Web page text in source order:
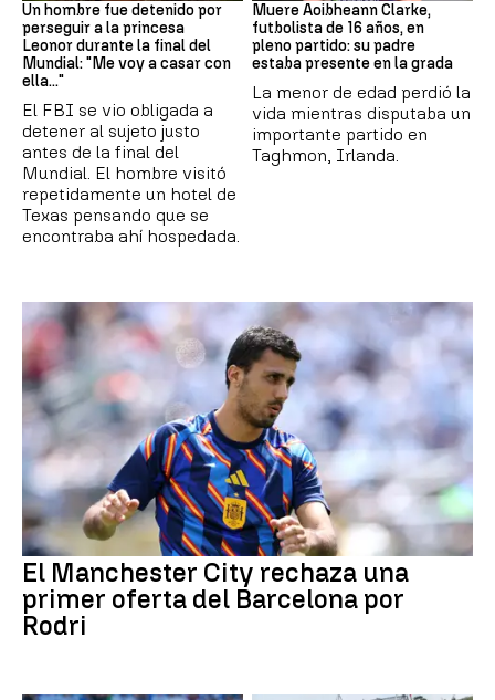
Un hombre fue detenido por
perseguir a la princesa
Leonor durante la final del
Mundial: "Me voy a casar con
ella..."
El FBI se vio obligada a
detener al sujeto justo
antes de la final del
Mundial. El hombre visitó
repetidamente un hotel de
Texas pensando que se
encontraba ahí hospedada.
Muere Aoibheann Clarke,
futbolista de 16 años, en
pleno partido: su padre
estaba presente en la grada
La menor de edad perdió la
vida mientras disputaba un
importante partido en
Taghmon, Irlanda.
El Manchester City rechaza una
primer oferta del Barcelona por
Rodri